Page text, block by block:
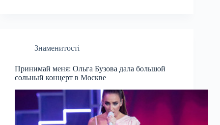
Знаменитості
Принимай меня: Ольга Бузова дала большой
сольный концерт в Москве